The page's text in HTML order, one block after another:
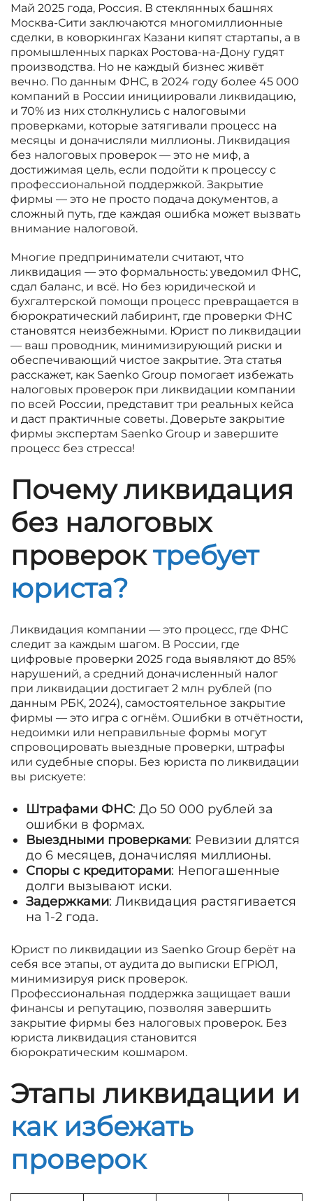
Май 2025 года, Россия. В стеклянных башнях
Москва-Сити заключаются многомиллионные
сделки, в коворкингах Казани кипят стартапы, а в
промышленных парках Ростова-на-Дону гудят
производства. Но не каждый бизнес живёт
вечно. По данным ФНС, в 2024 году более 45 000
компаний в России инициировали ликвидацию,
и 70% из них столкнулись с налоговыми
проверками, которые затягивали процесс на
месяцы и доначисляли миллионы. Ликвидация
без налоговых проверок — это не миф, а
достижимая цель, если подойти к процессу с
профессиональной поддержкой. Закрытие
фирмы — это не просто подача документов, а
сложный путь, где каждая ошибка может вызвать
внимание налоговой.
Многие предприниматели считают, что
ликвидация — это формальность: уведомил ФНС,
сдал баланс, и всё. Но без юридической и
бухгалтерской помощи процесс превращается в
бюрократический лабиринт, где проверки ФНС
становятся неизбежными. Юрист по ликвидации
— ваш проводник, минимизирующий риски и
обеспечивающий чистое закрытие. Эта статья
расскажет, как Saenko Group помогает избежать
налоговых проверок при ликвидации компании
по всей России, представит три реальных кейса
и даст практичные советы. Доверьте закрытие
фирмы экспертам Saenko Group и завершите
процесс без стресса!
Почему ликвидация
без налоговых
провероктребует
юриста?
Ликвидация компании — это процесс, где ФНС
следит за каждым шагом. В России, где
цифровые проверки 2025 года выявляют до 85%
нарушений, а средний доначисленный налог
при ликвидации достигает 2 млн рублей (по
данным РБК, 2024), самостоятельное закрытие
фирмы — это игра с огнём. Ошибки в отчётности,
недоимки или неправильные формы могут
спровоцировать выездные проверки, штрафы
или судебные споры. Без юриста по ликвидации
вы рискуете:
Штрафами ФНС: До 50 000 рублей за
ошибки в формах.
Выездными проверками: Ревизии длятся
до 6 месяцев, доначисляя миллионы.
Споры с кредиторами: Непогашенные
долги вызывают иски.
Задержками: Ликвидация растягивается
на 1-2 года.
Юрист по ликвидации из Saenko Group берёт на
себя все этапы, от аудита до выписки ЕГРЮЛ,
минимизируя риск проверок.
Профессиональная поддержка защищает ваши
финансы и репутацию, позволяя завершить
закрытие фирмы без налоговых проверок. Без
юриста ликвидация становится
бюрократическим кошмаром.
Этапы ликвидации и
как избежать
проверок